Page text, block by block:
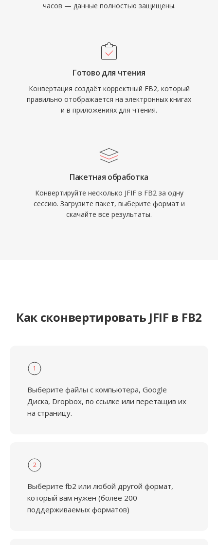
часов — данные полностью защищены.
Готово для чтения
Конвертация создаёт корректный FB2, который
правильно отображается на электронных книгах
и в приложениях для чтения.
Пакетная обработка
Конвертируйте несколько JFIF в FB2 за одну
сессию. Загрузите пакет, выберите формат и
скачайте все результаты.
Как сконвертировать JFIF в FB2
1
Выберите файлы с компьютера, Google
Диска, Dropbox, по ссылке или перетащив их
на страницу.
2
Выберите fb2 или любой другой формат,
который вам нужен (более 200
поддерживаемых форматов)